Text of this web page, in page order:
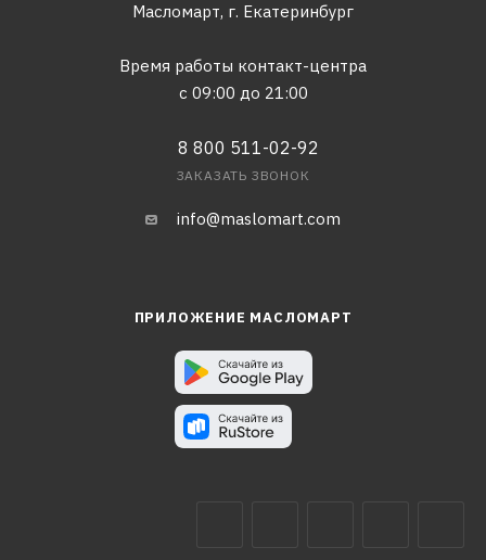
Масломарт, г. Екатеринбург
Время работы контакт-центра
с 09:00 до 21:00
8 800 511-02-92
ЗАКАЗАТЬ ЗВОНОК
info@maslomart.com
ПРИЛОЖЕНИЕ МАСЛОМАРТ